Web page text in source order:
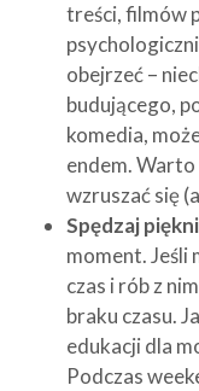
treści, filmów
obejrzeć –
budującego,
komedia,
endem.
wzruszać się
Spędzaj
moment. Jeśli
czas i rób z
braku czasu.
edukacji dla
Podczas